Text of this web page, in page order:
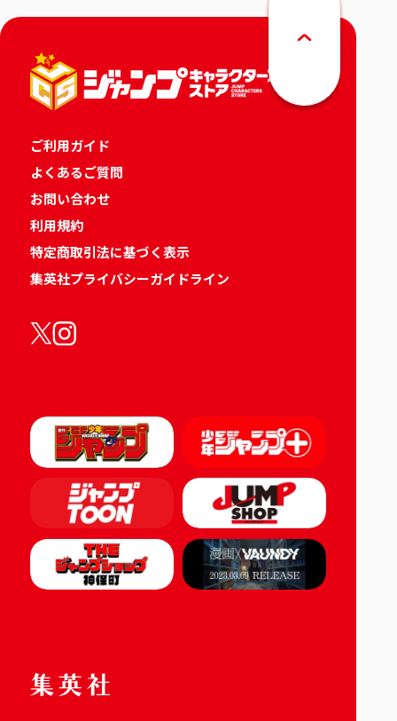
ご利用ガイド
よくあるご質問
お問い合わせ
利用規約
特定商取引法に基づく表示
集英社プライバシーガイドライン